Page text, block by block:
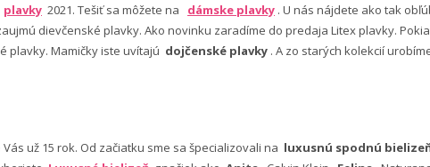
plavky 2021. Tešiť sa môžete na dámske plavky . U nás nájdete ako tak
dievčenské plavky. Ako novinku zaradíme do predaja Litex plavky.
plavky. Mamičky iste uvítajú dojčenské plavky . A zo starých kolekcií
už 15 rok. Od začiatku sme sa špecializovali na luxusnú spodnú